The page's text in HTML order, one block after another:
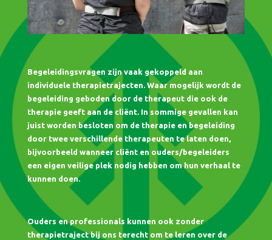
Begeleidingsvragen zijn vaak gekoppeld aan
individuele therapietrajecten. Waar mogelijk wordt de
begeleiding geboden door de therapeut die ook de
therapie geeft aan de cliënt. In sommige gevallen kan
juist worden besloten om de therapie en begeleiding
door twee verschillende therapeuten te laten doen,
bijvoorbeeld wanneer cliënt en ouders/begeleiders
een eigen veilige plek nodig hebben om hun verhaal te
kunnen doen.
Ouders en professionals kunnen ook zonder
therapietraject bij ons terecht om te leren over de